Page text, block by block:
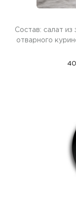
Состав: салат из
отварного